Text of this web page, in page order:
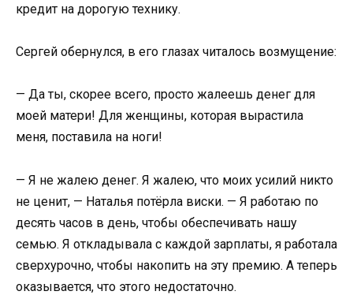
кредит на дорогую технику.
Сергей обернулся, в его глазах читалось возмущение:
— Да ты, скорее всего, просто жалеешь денег для
моей матери! Для женщины, которая вырастила
меня, поставила на ноги!
— Я не жалею денег. Я жалею, что моих усилий никто
не ценит, — Наталья потёрла виски. — Я работаю по
десять часов в день, чтобы обеспечивать нашу
семью. Я откладывала с каждой зарплаты, я работала
сверхурочно, чтобы накопить на эту премию. А теперь
оказывается, что этого недостаточно.